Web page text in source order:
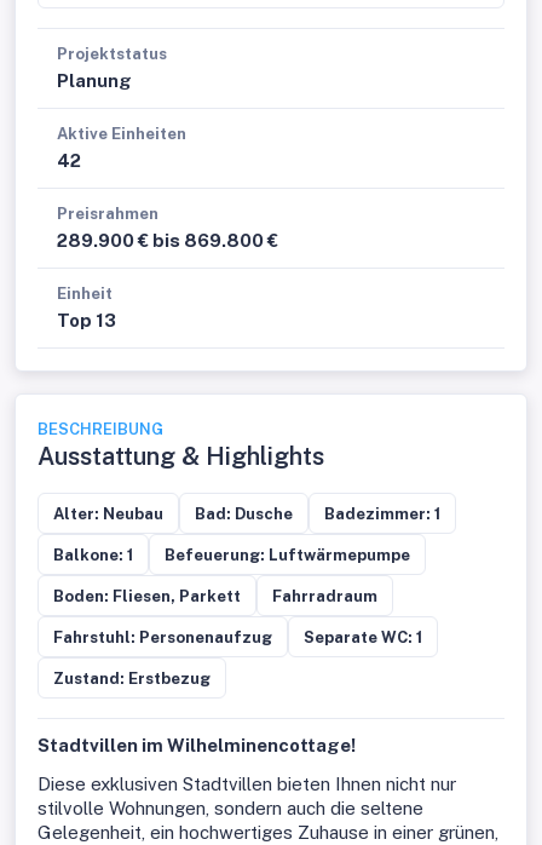
Projektstatus
Planung
Aktive Einheiten
42
Preisrahmen
289.900 € bis 869.800 €
Einheit
Top 13
BESCHREIBUNG
Ausstattung & Highlights
Alter: Neubau Bad: Dusche Badezimmer: 1
Balkone: 1 Befeuerung: Luftwärmepumpe
Boden: Fliesen, Parkett Fahrradraum
Fahrstuhl: Personenaufzug Separate WC: 1
Zustand: Erstbezug
Stadtvillen im Wilhelminencottage!
Diese exklusiven Stadtvillen bieten Ihnen nicht nur
stilvolle Wohnungen, sondern auch die seltene
Gelegenheit, ein hochwertiges Zuhause in einer grünen,